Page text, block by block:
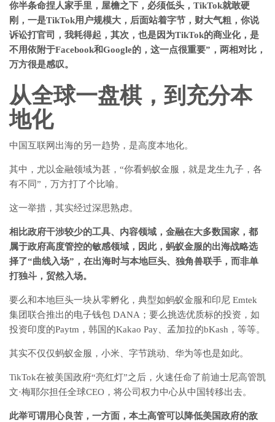
你半条命捏人家手里，屋檐之下，必须低头，TikTok就敢硬
刚，一是TikTok用户规模大，后面站着字节，财大气粗，你说
诉讼打官司，我耗得起，其次，也是因为TikTok的商业化，是
不用依附于Facebook和Google的，这一点很重要”，两相对比，
万方很是感叹。
从全球一盘棋，到充分本
地化
中国互联网出海的另一趋势，是高度本地化。
其中，尤以金融领域为甚，“你看蚂蚁金服，就是龙生九子，各
有不同”，万方打了个比喻。
这一举措，其实经过深思熟虑。
相比政府干涉较少的工具、内容领域，金融在大多数国家，都
属于政府高度管控的敏感领域，因此，蚂蚁金服的出海战略选
择了“曲线入场”，在出海时与本地巨头、独角兽联手，而非单
打独斗，贸然入场。
要么和本地巨头一块从零孵化，典型如蚂蚁金服和印尼 Emtek
集团联合推出的电子钱包 DANA；要么挑选优质标的投资，如
投资印度的Paytm，韩国的Kakao Pay、孟加拉的bKash，等等。
其实不仅仅蚂蚁金服，小米、字节跳动、华为等也是如此。
TikTok在被美国政府“亮红灯”之后，火速任命了前迪士尼高管凯
文·梅耶尔担任全球CEO，将公司权力中心从中国转移出去。
此举可谓用心良苦，一方面，本土高管可以降低美国政府的敌